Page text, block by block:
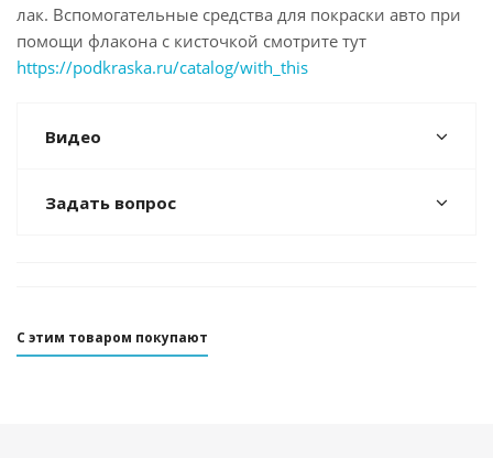
лак. Вспомогательные средства для покраски авто при
помощи флакона с кисточкой смотрите тут
https://podkraska.ru/catalog/with_this
Видео
Задать вопрос
С этим товаром покупают